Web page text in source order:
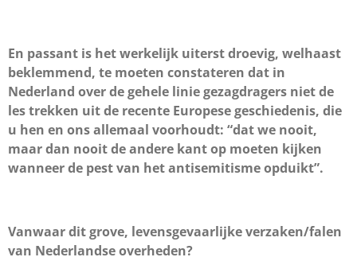
En passant is het werkelijk uiterst droevig, welhaast
beklemmend, te moeten constateren dat in
Nederland over de gehele linie gezagdragers niet de
les trekken uit de recente Europese geschiedenis, die
u hen en ons allemaal voorhoudt: “dat we nooit,
maar dan nooit de andere kant op moeten kijken
wanneer de pest van het antisemitisme opduikt”.
Vanwaar dit grove, levensgevaarlijke verzaken/falen
van Nederlandse overheden?